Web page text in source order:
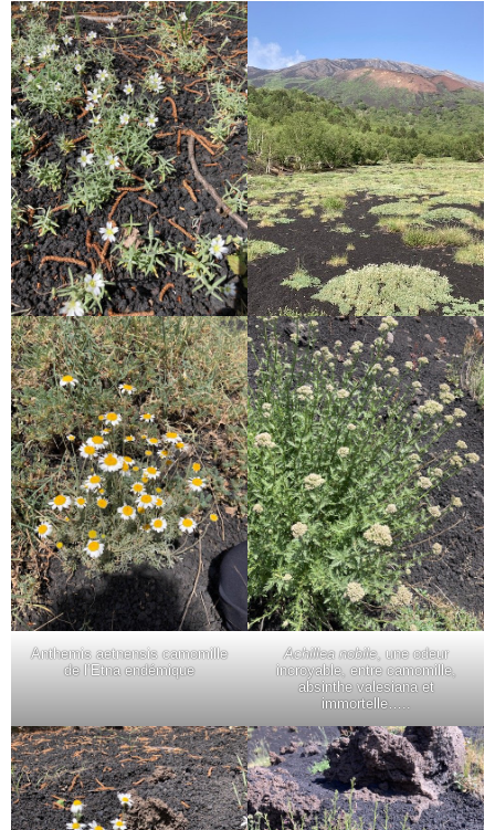
Anthemis aetnensis camomille
de l’Etna endémique
Achillea nobile, une odeur
incroyable, entre camomille,
absinthe valesiana et
immortelle…..